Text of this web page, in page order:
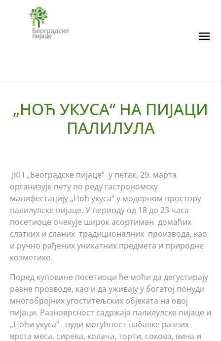
content
„НОЋ УКУСА“ НА ПИЈАЦИ
ПАЛИЛУЛА
ЈКП „Београдске пијаце“ у петак, 29. марта
организује пету по реду гастрономску
манифестацију „Ноћ укуса“ у модерном простору
палилулске пијаце. У периоду од 18 до 23 часа
посетиоце очекује широк асортиман домаћих
слатких и сланих традиционалних производа, као
и ручно рађених уникатних предмета и природне
козметике.
Поред куповине посетиоци ће моћи да дегустирају
разне прозводе, као и да уживају у богатој понуди
многобројних угоститељских објеката на овој
пијаци. Разноврсност садржаја палилулске пијаце и
„Ноћи укуса“ нуди могућност набавке разних
врста меса, сирева, колача, торти, сокова, вина и